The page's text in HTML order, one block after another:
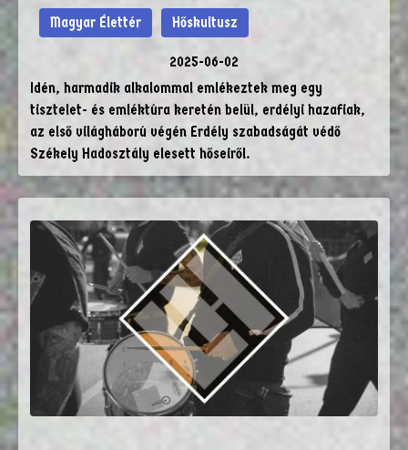
Magyar Élettér Hőskultusz
2025-06-02
Idén, harmadik alkalommal emlékeztek meg egy
tisztelet- és emléktúra keretén belül, erdélyi hazafiak,
az első világháború végén Erdély szabadságát védő
Székely Hadosztály elesett hőseiről.